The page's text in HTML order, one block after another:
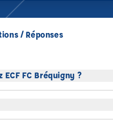
/ Réponses
FC Bréquigny ?